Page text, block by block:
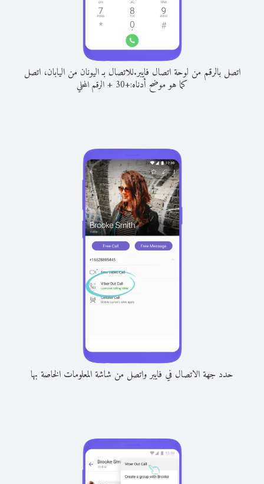
اتصل بالرقم من لوحة اتصال فايبر.للاتصال بـ اليونان من اليابان، اتصل
كما هو موضح أدناه:+
30
+الرقم المحلي
حدد جهة الاتصال في فايبر واتصل من شاشة المعلومات الخاصة بها